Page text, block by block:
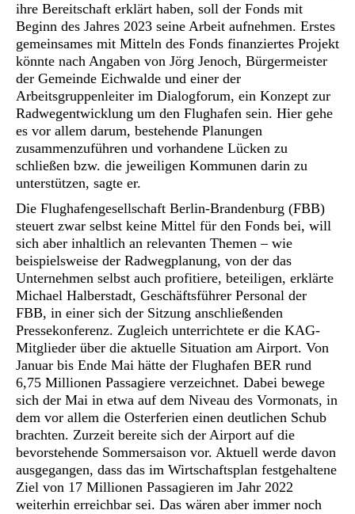
ihre Bereitschaft erklärt haben, soll der Fonds mit
Beginn des Jahres 2023 seine Arbeit aufnehmen. Erstes
gemeinsames mit Mitteln des Fonds finanziertes Projekt
könnte nach Angaben von Jörg Jenoch, Bürgermeister
der Gemeinde Eichwalde und einer der
Arbeitsgruppenleiter im Dialogforum, ein Konzept zur
Radwegentwicklung um den Flughafen sein. Hier gehe
es vor allem darum, bestehende Planungen
zusammenzuführen und vorhandene Lücken zu
schließen bzw. die jeweiligen Kommunen darin zu
unterstützen, sagte er.
Die Flughafengesellschaft Berlin-Brandenburg (FBB)
steuert zwar selbst keine Mittel für den Fonds bei, will
sich aber inhaltlich an relevanten Themen – wie
beispielsweise der Radwegplanung, von der das
Unternehmen selbst auch profitiere, beteiligen, erklärte
Michael Halberstadt, Geschäftsführer Personal der
FBB, in einer sich der Sitzung anschließenden
Pressekonferenz. Zugleich unterrichtete er die KAG-
Mitglieder über die aktuelle Situation am Airport. Von
Januar bis Ende Mai hätte der Flughafen BER rund
6,75 Millionen Passagiere verzeichnet. Dabei bewege
sich der Mai in etwa auf dem Niveau des Vormonats, in
dem vor allem die Osterferien einen deutlichen Schub
brachten. Zurzeit bereite sich der Airport auf die
bevorstehende Sommersaison vor. Aktuell werde davon
ausgegangen, dass das im Wirtschaftsplan festgehaltene
Ziel von 17 Millionen Passagieren im Jahr 2022
weiterhin erreichbar sei. Das wären aber immer noch